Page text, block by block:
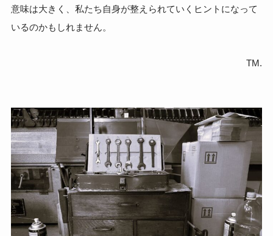
意味は大きく、私たち自身が整えられていくヒントになって
いるのかもしれません。
TM.